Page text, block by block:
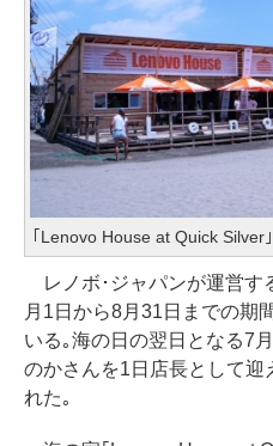
｢Lenovo House at Quick Silver｣
レノボ･ジャパンが運営す
月1日から8月31日までの期
いる｡海の日の翌日となる7
のかさんを1日店長として迎
れた｡